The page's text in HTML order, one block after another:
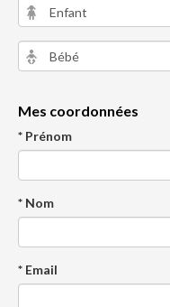
Mes coordonnées
* Prénom
* Nom
* Email